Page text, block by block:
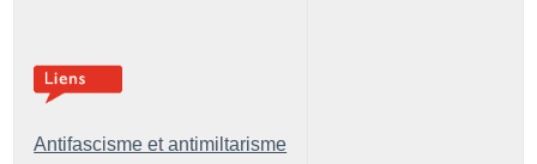
Antifascisme et antimiltarisme